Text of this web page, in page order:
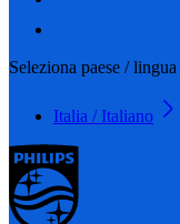
Seleziona paese / lingua
Italia / Italiano